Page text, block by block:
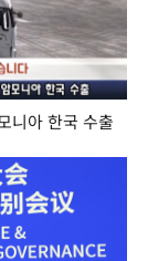
니아 한국 수출